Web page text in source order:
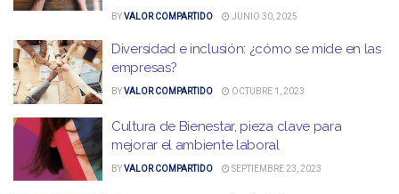
BYVALOR COMPARTIDO JUNIO 30, 2025
Diversidad e inclusión: ¿cómo se mide en las
empresas?
BYVALOR COMPARTIDO OCTUBRE 1, 2023
Cultura de Bienestar, pieza clave para
mejorar el ambiente laboral
BYVALOR COMPARTIDO SEPTIEMBRE 23, 2023